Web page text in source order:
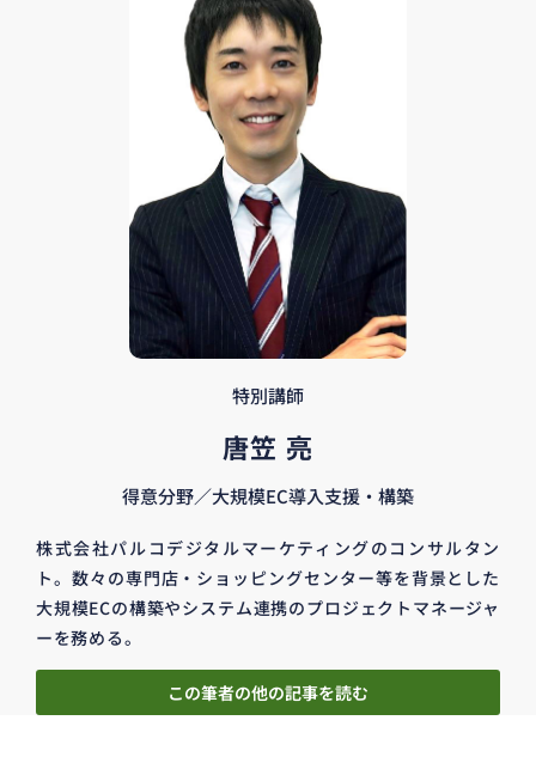
特別講師
唐笠 亮
得意分野／大規模EC導入支援・構築
株式会社パルコデジタルマーケティングのコンサルタン
ト。数々の専門店・ショッピングセンター等を背景とした
大規模ECの構築やシステム連携のプロジェクトマネージャ
ーを務める。
この筆者の他の記事を読む